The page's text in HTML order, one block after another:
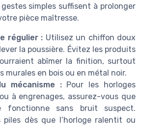
simples suffisent à prolonger
pièce maîtresse.
régulier : Utilisez un chiffon doux
la poussière. Évitez les produits
abîmer la finition, surtout
murales en bois ou en métal noir.
mécanisme :Pour les horloges
à engrenages, assurez-vous que
fonctionne sans bruit suspect.
piles dès que l’horloge ralentit ou